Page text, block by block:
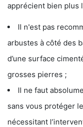
apprécient bien plus
Il n'est pas
arbustes à côté des
d’une surface
grosses pierres ;
Il ne faut
sans vous protéger
nécessitant